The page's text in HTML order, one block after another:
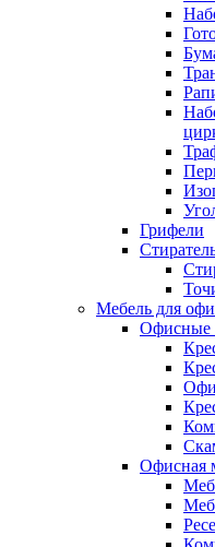
Грифели
Мебель для
Офисные
Офисная